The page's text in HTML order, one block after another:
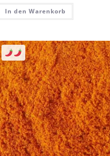
In den Warenkorb